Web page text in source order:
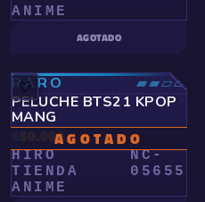
ANIME
AGOTADO
🤍
AGOTADO
RARO
▰▰▱▱
PELUCHE BTS21 KPOP
MANG
50.000
HIRO
TIENDA
ANIME
NC-
05655